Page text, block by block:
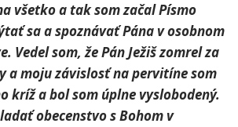
všetko a tak som začal Písmo
sa a spoznávať Pána v osobnom
Vedel som, že Pán Ježiš zomrel za
a moju závislosť na pervitíne som
kríž a bol som úplne vyslobodený.
obecenstvo s Bohom v